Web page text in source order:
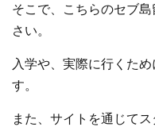
そこで、こちらのセブ
さい。
入学や、実際に行くた
す。
また、サイトを通じて